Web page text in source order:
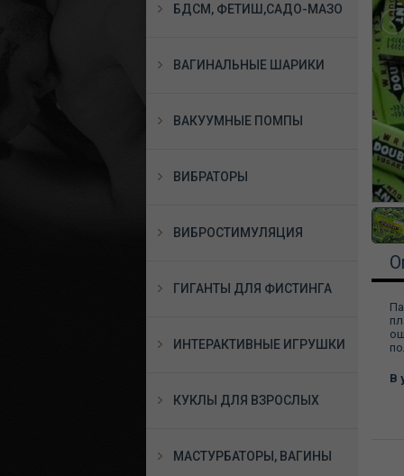
БДСМ, ФЕТИШ,САДО-МАЗО
ВАГИНАЛЬНЫЕ ШАРИКИ
ВАКУУМНЫЕ ПОМПЫ
ВИБРАТОРЫ
ВИБРОСТИМУЛЯЦИЯ
ГИГАНТЫ ДЛЯ ФИСТИНГА
ИНТЕРАКТИВНЫЕ ИГРУШКИ
КУКЛЫ ДЛЯ ВЗРОСЛЫХ
МАСТУРБАТОРЫ, ВАГИНЫ
В